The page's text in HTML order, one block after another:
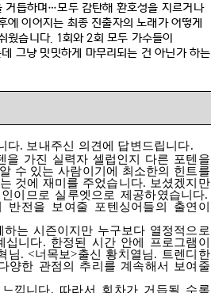
거듭하며…모두 감탄해 환호성을 지르거나
에 이어지는 최종 진출자의 노래가 어떻게
웠습니다. 1회와2회 모두 가수들이
그냥 밋밋하게 마무리되는 건 아닌가 하는
다. 보내주신 의견에 답변드립니다.
가진 실력자 셀럽인지 다른 포텐을
수 있는 사람이기에 최소한의 힌트를
것에 재미를 주었습니다. 보셨겠지만
이므로 실루엣으로 제공하였습니다.
반전을 보여줄 포텐싱어들의 출연이
하는 시즌이지만 누구보다 열정적으로
십니다. 한정된 시간 안에 프로그램이
님. <너목보>출신 황치열님. 트렌디한
양한 관점의 추리를 계속해서 보여줄
낍니다. 따라서 회차가 거듭될 수록